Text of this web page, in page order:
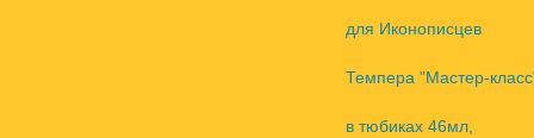
для Иконописцев
Темпера "Мастер-
в тюбиках 46мл,